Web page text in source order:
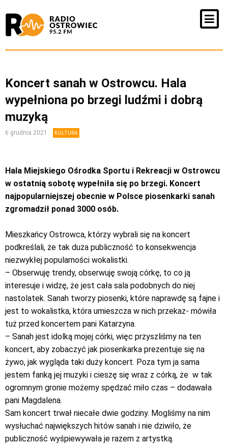
Koncert sanah w Ostrowcu. Hala
wypełniona po brzegi ludźmi i dobrą
muzyką
6 grudnia 2021 KULTURA
Hala Miejskiego Ośrodka Sportu i Rekreacji w Ostrowcu
w ostatnią sobotę wypełniła się po brzegi. Koncert
najpopularniejszej obecnie w Polsce piosenkarki sanah
zgromadził ponad 3000 osób.
Mieszkańcy Ostrowca, którzy wybrali się na koncert
podkreślali, że tak duża publiczność to konsekwencja
niezwykłej popularności wokalistki.
– Obserwuję trendy, obserwuję swoją córkę, to co ją
interesuje i widzę, że jest cała sala podobnych do niej
nastolatek. Sanah tworzy piosenki, które naprawdę są fajne i
jest to wokalistka, która umieszcza w nich przekaz- mówiła
tuż przed koncertem pani Katarzyna.
– Sanah jest idolką mojej córki, więc przyszliśmy na ten
koncert, aby zobaczyć jak piosenkarka prezentuje się na
żywo, jak wygląda taki duży koncert. Poza tym ja sama
jestem fanką jej muzyki i cieszę się wraz z córką, że w tak
ogromnym gronie możemy spędzać miło czas – dodawała
pani Magdalena.
Sam koncert trwał niecałe dwie godziny. Mogliśmy na nim
wysłuchać największych hitów sanah i nie dziwiło, że
publiczność wyśpiewywała je razem z artystką.